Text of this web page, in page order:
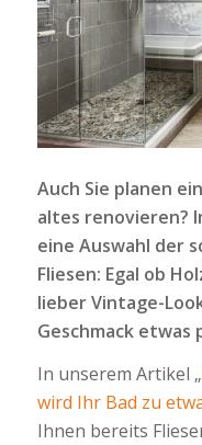
Auch Sie planen
altes renovieren?
eine Auswahl der
Fliesen: Egal ob
lieber Vintage-
Geschmack etwas
In unserem Artikel „
wird Ihr Bad zu
Ihnen bereits